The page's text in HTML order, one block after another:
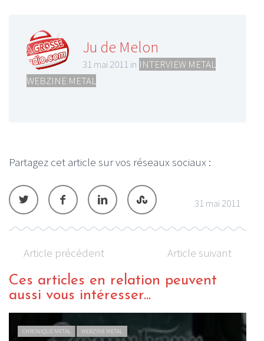
Ju de Melon
31 mai 2011 in INTERVIEW METAL
WEBZINE METAL
Partagez cet article sur vos réseaux sociaux :
31 mai 2011
Article précédent Article suivant
Ces articles en relation peuvent
aussi vous intéresser...
CHRONIQUE METAL WEBZINE METAL